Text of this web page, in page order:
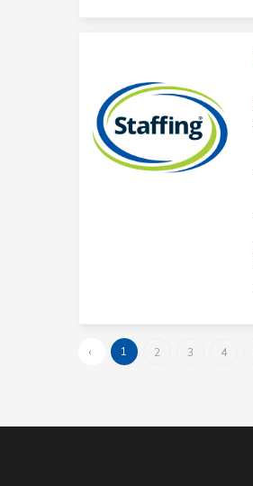
‹ 1 2 3 4